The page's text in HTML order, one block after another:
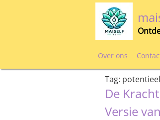
Over ons
Tag:
De
Versie